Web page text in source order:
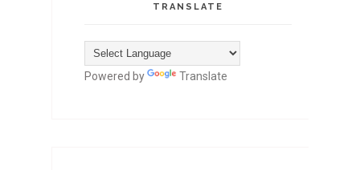
TRANSLATE
Powered by Translate